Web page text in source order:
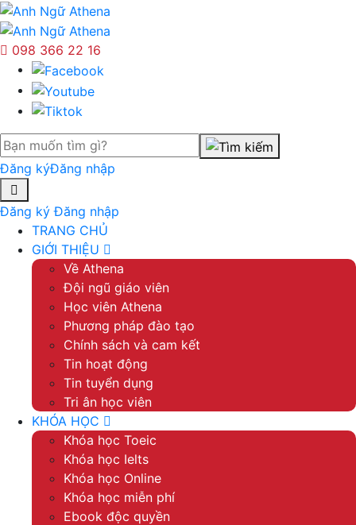
098 366 22 16
Đăng kýĐăng nhập
Đăng ký Đăng nhập
TRANG CHỦ
GIỚI THIỆU
Về Athena
Đội ngũ giáo viên
Học viên Athena
Phương pháp đào tạo
Chính sách và cam kết
Tin hoạt động
Tin tuyển dụng
Tri ân học viên
KHÓA HỌC
Khóa học Toeic
Khóa học Ielts
Khóa học Online
Khóa học miễn phí
Ebook độc quyền